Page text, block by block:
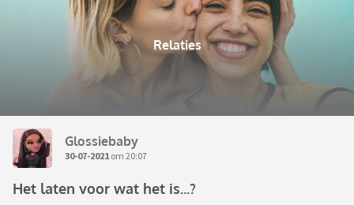
Relaties
Glossiebaby
30-07-2021 om 20:07
Het laten voor wat het is...?